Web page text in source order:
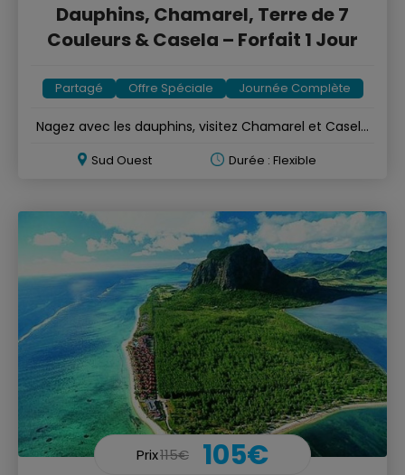
Dauphins, Chamarel, Terre de 7
Couleurs & Casela – Forfait 1 Jour
Partagé Offre Spéciale Journée Complète
Nagez avec les dauphins, visitez Chamarel et Casela
Sud Ouest Durée : Flexible
Prix115€ 105€